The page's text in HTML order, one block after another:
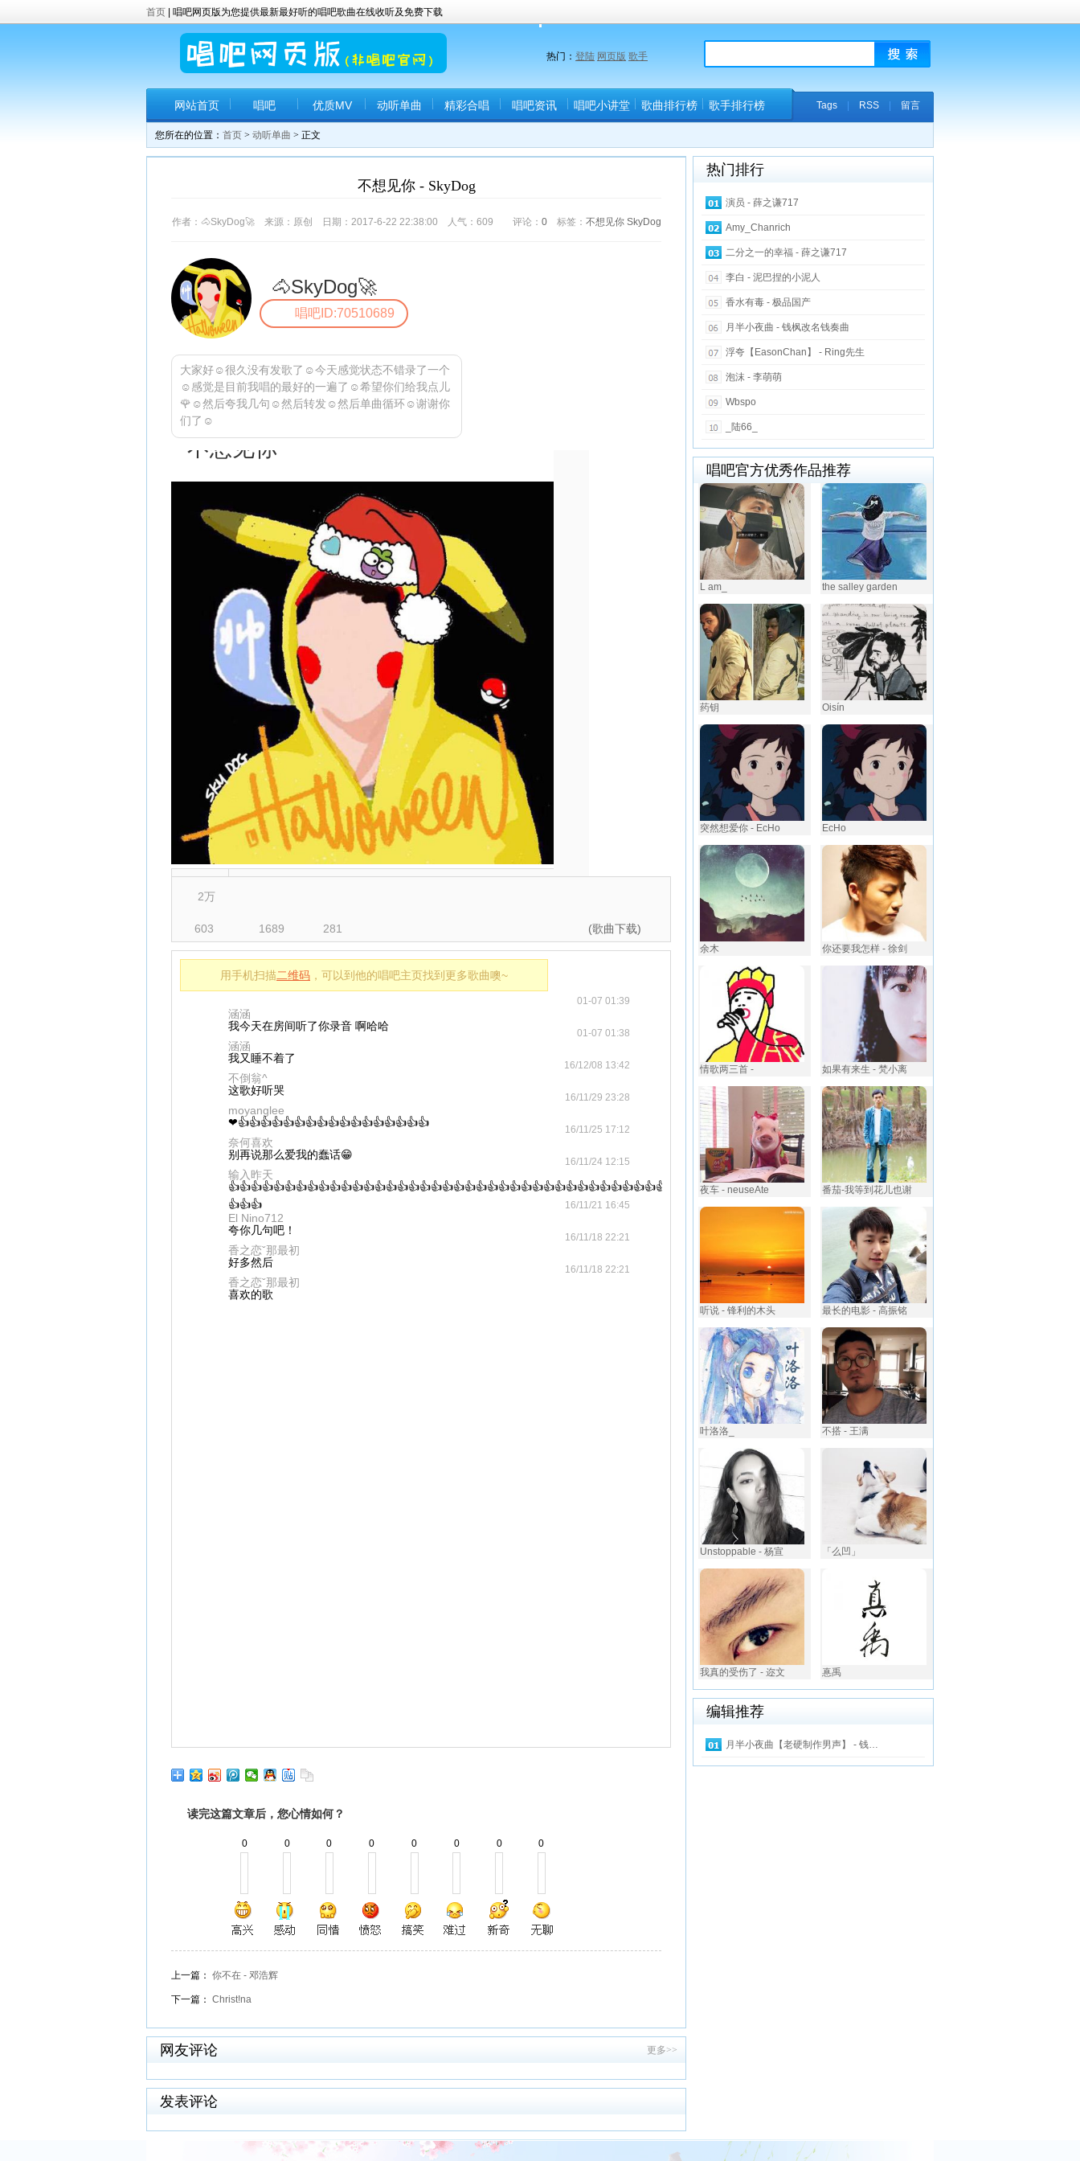
首页 | 唱吧网页版为您提供最新最好听的唱吧歌曲在线收听及免费下载
热门： 登陆 网页版 歌手
网站首页 唱吧 优质MV 动听单曲 精彩合唱 唱吧资讯 唱吧小讲堂 歌曲排行榜 歌手排行榜 Tags| RSS| 留言
您所在的位置： 首页 > 动听单曲 > 正文
不想见你 - SkyDog
作者：🐴SkyDog🚀 来源：原创 日期：2017-6-22 22:38:00 人气： 609 评论： 0标签： 不想见你 SkyDog
🐴SkyDog🚀
唱吧ID:70510689
大家好☺很久没有发歌了☺今天感觉状态不错录了一个
☺感觉是目前我唱的最好的一遍了☺希望你们给我点儿
🌹☺然后夸我几句☺然后转发☺然后单曲循环☺谢谢你
们了☺
2万
603 1689 281 (歌曲下载)
用手机扫描二维码 ，可以到他的唱吧主页找到更多歌曲噢~
⁪⁪⁪涵涵
01-07 01:39
我今天在房间听了你录音 啊哈哈
⁪⁪⁪涵涵
01-07 01:38
我又睡不着了
不倒翁^
16/12/08 13:42
这歌好听哭
moyanglee
16/11/29 23:28
❤👍👍👍👍👍👍👍👍👍👍👍👍👍👍👍👍👍
奈何喜欢
16/11/25 17:12
别再说那么爱我的蠢话😁
输入昨天
16/11/24 12:15
👍👍👍👍👍👍👍👍👍👍👍👍👍👍👍👍👍👍👍👍👍👍👍👍👍👍👍👍👍👍👍👍👍👍👍👍👍👍👍👍👍👍
👍👍👍
El Nino712
16/11/21 16:45
夸你几句吧！
香之恋ˇ那最初
16/11/18 22:21
好多然后
香之恋ˇ那最初
16/11/18 22:21
喜欢的歌
读完这篇文章后，您心情如何？
0 0 0 0 0 0 0 0
上一篇： 你不在 - 邓浩辉
下一篇： Christ!na
更多>>
网友评论
发表评论
热门排行
演员 - 薛之谦717
Amy_Chanrich
二分之一的幸福 - 薛之谦717
李白 - 泥巴捏的小泥人
香水有毒 - 极品国产
月半小夜曲 - 钱枫改名钱奏曲
浮夸【EasonChan】 - Ring先生
泡沫 - 李萌萌
Wbspo
_陆66_
唱吧官方优秀作品推荐
L am_ the salley garden
药钥 Oisín
突然想爱你 - EcHo EcHo
余木 你还要我怎样 - 徐剑
情歌两三首 - 如果有来生 - 梵小离
夜车 - neuseAte 番茄-我等到花儿也谢
听说 - 锋利的木头 最长的电影 - 高振铭
叶洛洛_ 不搭 - 王满️
Unstoppable - 杨宣 「么凹」
我真的受伤了 - 迩文 惪禹
编辑推荐
月半小夜曲【老硬制作男声】 - 钱…